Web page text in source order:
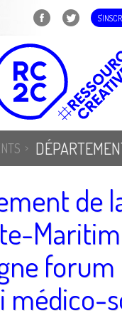
de
forum
médico-